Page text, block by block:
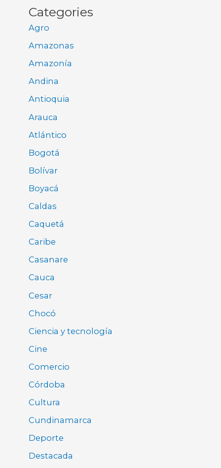
Categories
Agro
Amazonas
Amazonía
Andina
Antioquia
Arauca
Atlántico
Bogotá
Bolívar
Boyacá
Caldas
Caquetá
Caribe
Casanare
Cauca
Cesar
Chocó
Ciencia y tecnología
Cine
Comercio
Córdoba
Cultura
Cundinamarca
Deporte
Destacada